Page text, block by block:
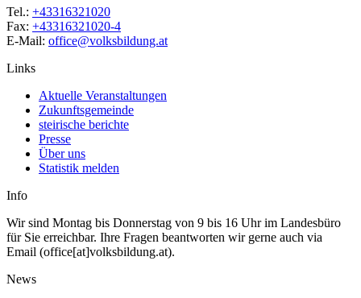
Tel.: +43316321020
Fax: +43316321020-4
E-Mail: office@volksbildung.at
Links
Aktuelle Veranstaltungen
Zukunftsgemeinde
steirische berichte
Presse
Über uns
Statistik melden
Info
Wir sind Montag bis Donnerstag von 9 bis 16 Uhr im Landesbüro
für Sie erreichbar. Ihre Fragen beantworten wir gerne auch via
Email (office[at]volksbildung.at).
News